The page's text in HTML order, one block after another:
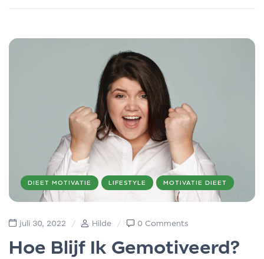
DIEET MOTIVATIE LIFESTYLE MOTIVATIE DIEET
juli 30, 2022 Hilde 0 Comments
Hoe Blijf Ik Gemotiveerd?